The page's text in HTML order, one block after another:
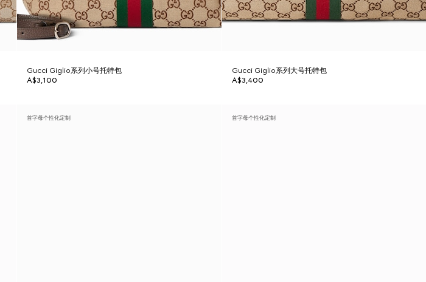
Gucci Giglio系列小号托特包
A$3,100
Gucci Giglio系列大号托特包
A$3,400
首字母个性化定制 首字母个性化定制